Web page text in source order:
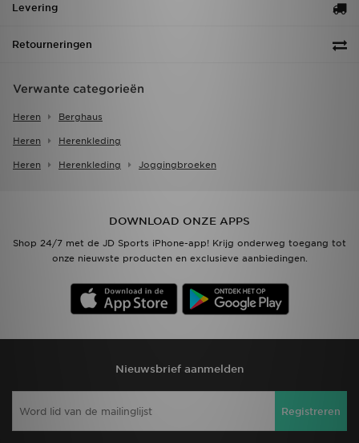
Levering
Retourneringen
Verwante categorieën
Heren Berghaus
Heren Herenkleding
Heren Herenkleding Joggingbroeken
DOWNLOAD ONZE APPS
Shop 24/7 met de JD Sports iPhone-app! Krijg onderweg toegang tot
onze nieuwste producten en exclusieve aanbiedingen.
Nieuwsbrief aanmelden
Registreren